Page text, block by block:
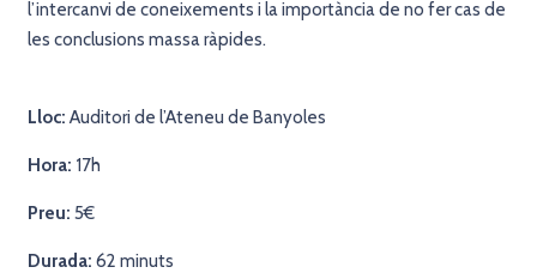
l’intercanvi de coneixements i la importància de no fer cas de
les conclusions massa ràpides.
Lloc: Auditori de l’Ateneu de Banyoles
Hora: 17h
Preu: 5€
Durada: 62 minuts